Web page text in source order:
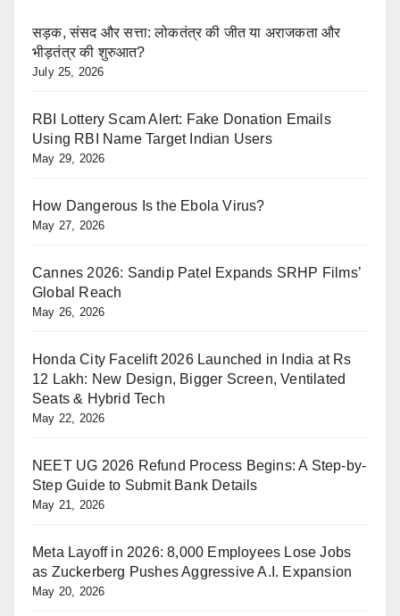
सड़क, संसद और सत्ता: लोकतंत्र की जीत या अराजकता और
भीड़तंत्र की शुरुआत?
July 25, 2026
RBI Lottery Scam Alert: Fake Donation Emails
Using RBI Name Target Indian Users
May 29, 2026
How Dangerous Is the Ebola Virus?
May 27, 2026
Cannes 2026: Sandip Patel Expands SRHP Films’
Global Reach
May 26, 2026
Honda City Facelift 2026 Launched in India at Rs
12 Lakh: New Design, Bigger Screen, Ventilated
Seats & Hybrid Tech
May 22, 2026
NEET UG 2026 Refund Process Begins: A Step-by-
Step Guide to Submit Bank Details
May 21, 2026
Meta Layoff in 2026: 8,000 Employees Lose Jobs
as Zuckerberg Pushes Aggressive A.I. Expansion
May 20, 2026